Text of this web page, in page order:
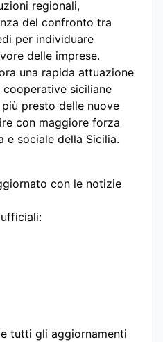
regionali,
del confronto tra
per individuare
delle imprese.
una rapida attuazione
siciliane
presto delle nuove
con maggiore forza
e sociale della Sicilia.
con le notizie
tutti gli aggiornamenti